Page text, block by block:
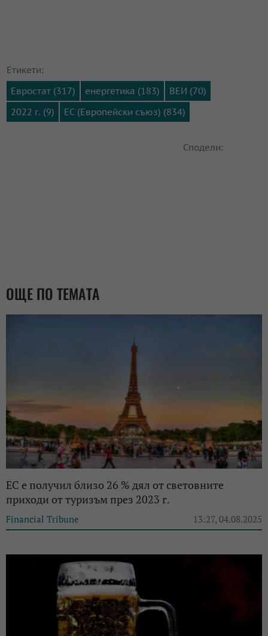
Етикети:
Евростат (317)
енергетика (183)
ВЕИ (70)
2022 г. (9)
ЕС (Европейски съюз) (834)
Сподели:
ОЩЕ ПО ТЕМАТА
ЕС е получил близо 26 % дял от световните
приходи от туризъм през 2023 г.
Financial Tribune 13:27, 04.08.2025